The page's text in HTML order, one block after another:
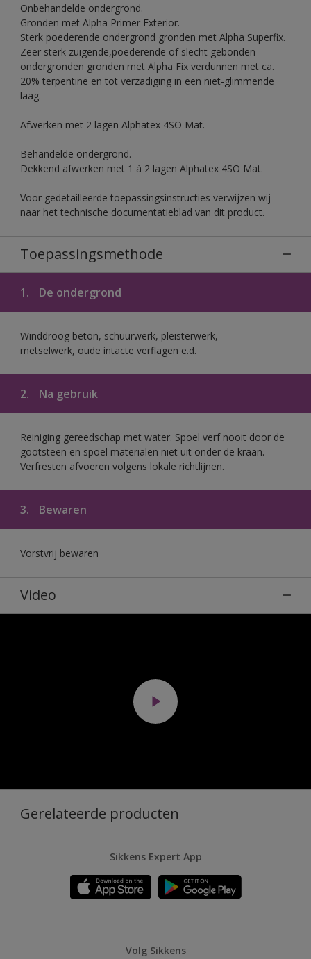
Onbehandelde ondergrond.
Gronden met Alpha Primer Exterior.
Sterk poederende ondergrond gronden met Alpha Superfix.
Zeer sterk zuigende,poederende of slecht gebonden
ondergronden gronden met Alpha Fix verdunnen met ca.
20% terpentine en tot verzadiging in een niet-glimmende
laag.
Afwerken met 2 lagen Alphatex 4SO Mat.
Behandelde ondergrond.
Dekkend afwerken met 1 à 2 lagen Alphatex 4SO Mat.
Voor gedetailleerde toepassingsinstructies verwijzen wij
naar het technische documentatieblad van dit product.
Toepassingsmethode
1. De ondergrond
Winddroog beton, schuurwerk, pleisterwerk,
metselwerk, oude intacte verflagen e.d.
2. Na gebruik
Reiniging gereedschap met water. Spoel verf nooit door de
gootsteen en spoel materialen niet uit onder de kraan.
Verfresten afvoeren volgens lokale richtlijnen.
3. Bewaren
Vorstvrij bewaren
Video
Gerelateerde producten
Sikkens Expert App
Volg Sikkens